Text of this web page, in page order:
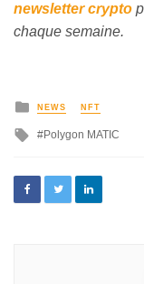
newsletter crypto
chaque semaine.
NEWS NFT
Polygon MATIC